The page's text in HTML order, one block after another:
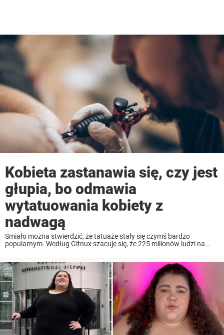
Kobieta zastanawia się, czy jest
głupia, bo odmawia
wytatuowania kobiety z
nadwagą
Śmiało można stwierdzić, że tatuaże stały się czymś bardzo
popularnym. Według Gitnux szacuje się, że 225 milionów ludzi na